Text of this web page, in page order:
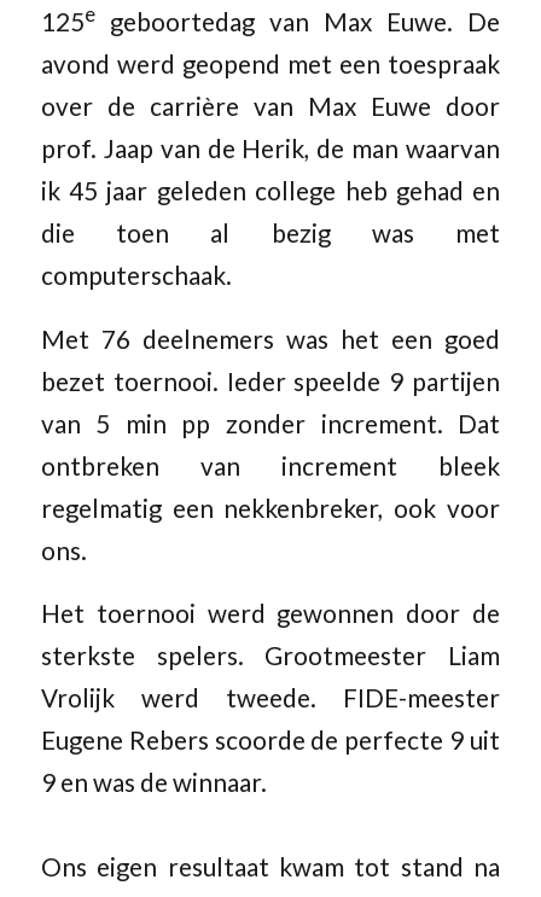
125egeboortedag van Max Euwe. De
avond werd geopend met een toespraak
over de carrière van Max Euwe door
prof. Jaap van de Herik, de man waarvan
ik 45 jaar geleden college heb gehad en
die toen al bezig was met
computerschaak.
Met 76 deelnemers was het een goed
bezet toernooi. Ieder speelde 9 partijen
van 5 min pp zonder increment. Dat
ontbreken van increment bleek
regelmatig een nekkenbreker, ook voor
ons.
Het toernooi werd gewonnen door de
sterkste spelers. Grootmeester Liam
Vrolijk werd tweede. FIDE-meester
Eugene Rebers scoorde de perfecte 9 uit
9 en was de winnaar.
Ons eigen resultaat kwam tot stand na